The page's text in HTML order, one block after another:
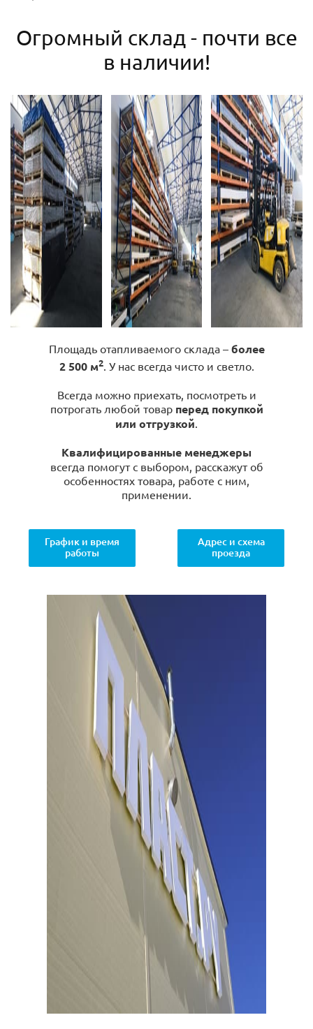
Огромный склад - почти все
в наличии!
Площадь отапливаемого склада – более
2 500 м2. У нас всегда чисто и светло.
Всегда можно приехать, посмотреть и
потрогать любой товар перед покупкой
или отгрузкой.
Квалифицированные менеджеры
всегда помогут с выбором, расскажут об
особенностях товара, работе с ним,
применении.
График и время
работы
Адрес и схема
проезда